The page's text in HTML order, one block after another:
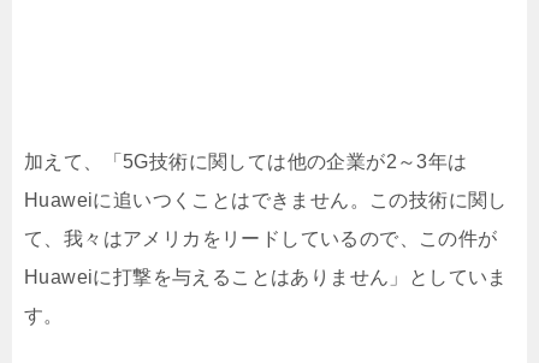
加えて、「5G技術に関しては他の企業が2～3年は
Huaweiに追いつくことはできません。この技術に関し
て、我々はアメリカをリードしているので、この件が
Huaweiに打撃を与えることはありません」としていま
す。